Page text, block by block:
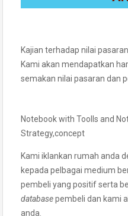
Kajian terhadap nilai
Kami akan mendapatkan
semakan nilai pasaran dan
Notebook with Toolls and
Strategy,concept
Kami iklankan rumah anda
kepada pelbagai medium
pembeli yang positif serta
databasepembeli dan kami
anda.